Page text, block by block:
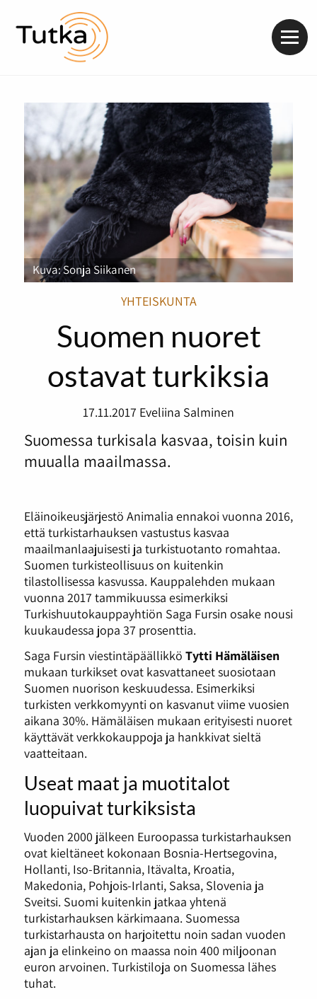
Kuva: Sonja Siikanen
YHTEISKUNTA
Suomen nuoret
ostavat turkiksia
17.11.2017 Eveliina Salminen
Suomessa turkisala kasvaa, toisin kuin
muualla maailmassa.
Eläinoikeusjärjestö Animalia ennakoi vuonna 2016,
että turkistarhauksen vastustus kasvaa
maailmanlaajuisesti ja turkistuotanto romahtaa.
Suomen turkisteollisuus on kuitenkin
tilastollisessa kasvussa. Kauppalehden mukaan
vuonna 2017 tammikuussa esimerkiksi
Turkishuutokauppayhtiön Saga Fursin osake nousi
kuukaudessa jopa 37 prosenttia.
Saga Fursin viestintäpäällikkö Tytti Hämäläisen
mukaan turkikset ovat kasvattaneet suosiotaan
Suomen nuorison keskuudessa. Esimerkiksi
turkisten verkkomyynti on kasvanut viime vuosien
aikana 30%. Hämäläisen mukaan erityisesti nuoret
käyttävät verkkokauppoja ja hankkivat sieltä
vaatteitaan.
Useat maat ja muotitalot
luopuivat turkiksista
Vuoden 2000 jälkeen Euroopassa turkistarhauksen
ovat kieltäneet kokonaan Bosnia-Hertsegovina,
Hollanti, Iso-Britannia, Itävalta, Kroatia,
Makedonia, Pohjois-Irlanti, Saksa, Slovenia ja
Sveitsi. Suomi kuitenkin jatkaa yhtenä
turkistarhauksen kärkimaana. Suomessa
turkistarhausta on harjoitettu noin sadan vuoden
ajan ja elinkeino on maassa noin 400 miljoonan
euron arvoinen. Turkistiloja on Suomessa lähes
tuhat.